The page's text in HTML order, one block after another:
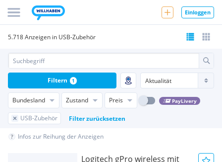
Einloggen
5.718 Anzeigen in USB-Zubehör
Bundesland Zustand Preis PayLivery
USB-Zubehör Filter zurücksetzen
Filtern 1
Infos zur Reihung der Anzeigen
Logitech gPro wireless mit